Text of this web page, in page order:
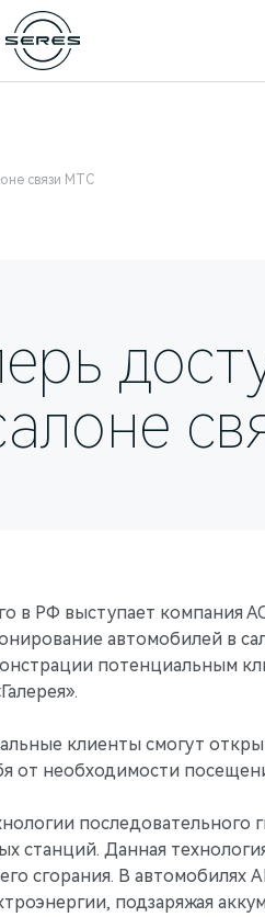
связи МТС
в РФ выступает
автомобилей в
потенциальным
клиенты смогут
от необходимости
последовательного
Данная
сгорания. В автомобилях
подзаряжая